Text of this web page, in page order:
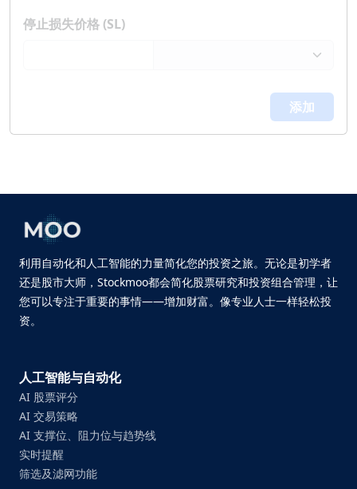
停止损失价格 (SL)
添加
利用自动化和人工智能的力量简化您的投资之旅。无论是初学者
还是股市大师，Stockmoo都会简化股票研究和投资组合管理，让
您可以专注于重要的事情——增加财富。像专业人士一样轻松投
资。
人工智能与自动化
AI 股票评分
AI 交易策略
AI 支撑位、阻力位与趋势线
实时提醒
筛选及滤网功能